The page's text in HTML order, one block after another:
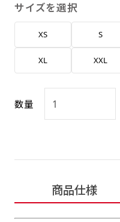
サイズを選択
XS S
XL XXL
数量
商品仕様
デザインの色や文
魔になりにくいのが
ールが必要です。
台座タイプ・吸盤タ
います。レジカウン
店内用です。お客さ
魔になりにくいのが
ールが必要です。
台座タイプ・吸盤タ
います。レジカウン